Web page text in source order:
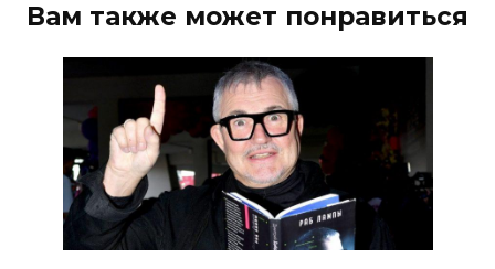
Вам также может понравиться